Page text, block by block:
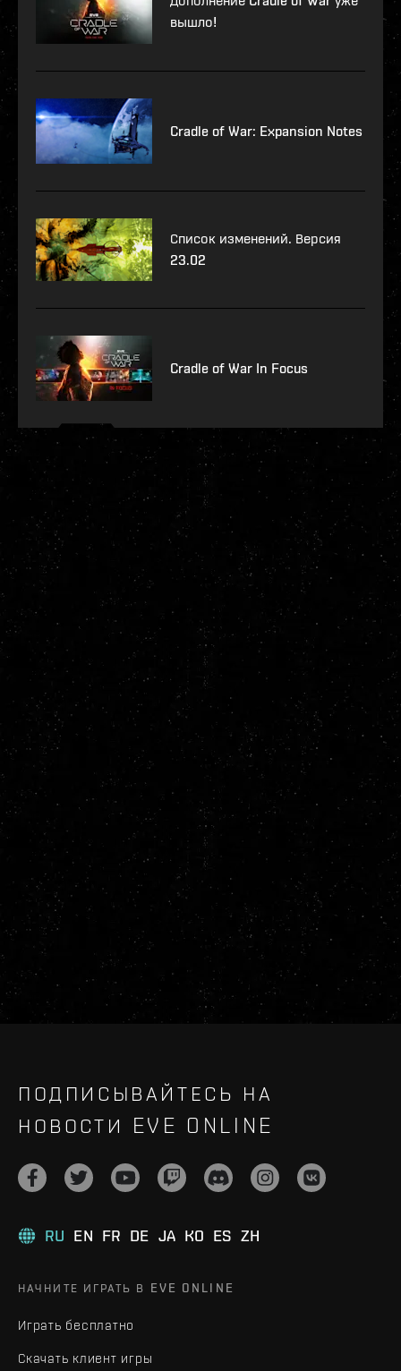
вышло!
Cradle of War: Expansion Notes
Список изменений. Версия
23.02
Cradle of War In Focus
ПОДПИСЫВАЙТЕСЬ НА
НОВОСТИ EVE ONLINE
RU EN FR DE JA KO ES ZH
НАЧНИТЕ ИГРАТЬ В EVE ONLINE
Играть бесплатно
Скачать клиент игры